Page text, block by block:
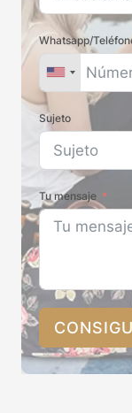
Whatsapp/
Sujeto
Tu mensaje